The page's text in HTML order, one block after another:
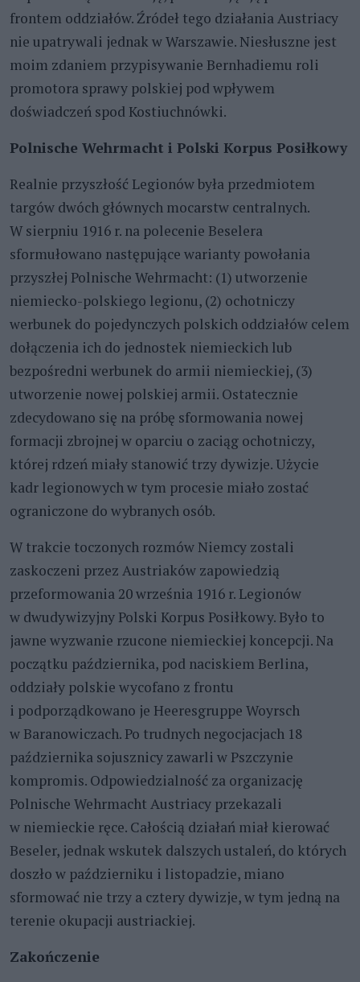
frontem oddziałów. Źródeł tego działania Austriacy
nie upatrywali jednak w Warszawie. Niesłuszne jest
moim zdaniem przypisywanie Bernhadiemu roli
promotora sprawy polskiej pod wpływem
doświadczeń spod Kostiuchnówki.
Polnische Wehrmacht i Polski Korpus Posiłkowy
Realnie przyszłość Legionów była przedmiotem
targów dwóch głównych mocarstw centralnych.
W sierpniu 1916 r. na polecenie Beselera
sformułowano następujące warianty powołania
przyszłej Polnische Wehrmacht: (1) utworzenie
niemiecko-polskiego legionu, (2) ochotniczy
werbunek do pojedynczych polskich oddziałów celem
dołączenia ich do jednostek niemieckich lub
bezpośredni werbunek do armii niemieckiej, (3)
utworzenie nowej polskiej armii. Ostatecznie
zdecydowano się na próbę sformowania nowej
formacji zbrojnej w oparciu o zaciąg ochotniczy,
której rdzeń miały stanowić trzy dywizje. Użycie
kadr legionowych w tym procesie miało zostać
ograniczone do wybranych osób.
W trakcie toczonych rozmów Niemcy zostali
zaskoczeni przez Austriaków zapowiedzią
przeformowania 20 września 1916 r. Legionów
w dwudywizyjny Polski Korpus Posiłkowy. Było to
jawne wyzwanie rzucone niemieckiej koncepcji. Na
początku października, pod naciskiem Berlina,
oddziały polskie wycofano z frontu
i podporządkowano je Heeresgruppe Woyrsch
w Baranowiczach. Po trudnych negocjacjach 18
października sojusznicy zawarli w Pszczynie
kompromis. Odpowiedzialność za organizację
Polnische Wehrmacht Austriacy przekazali
w niemieckie ręce. Całością działań miał kierować
Beseler, jednak wskutek dalszych ustaleń, do których
doszło w październiku i listopadzie, miano
sformować nie trzy a cztery dywizje, w tym jedną na
terenie okupacji austriackiej.
Zakończenie